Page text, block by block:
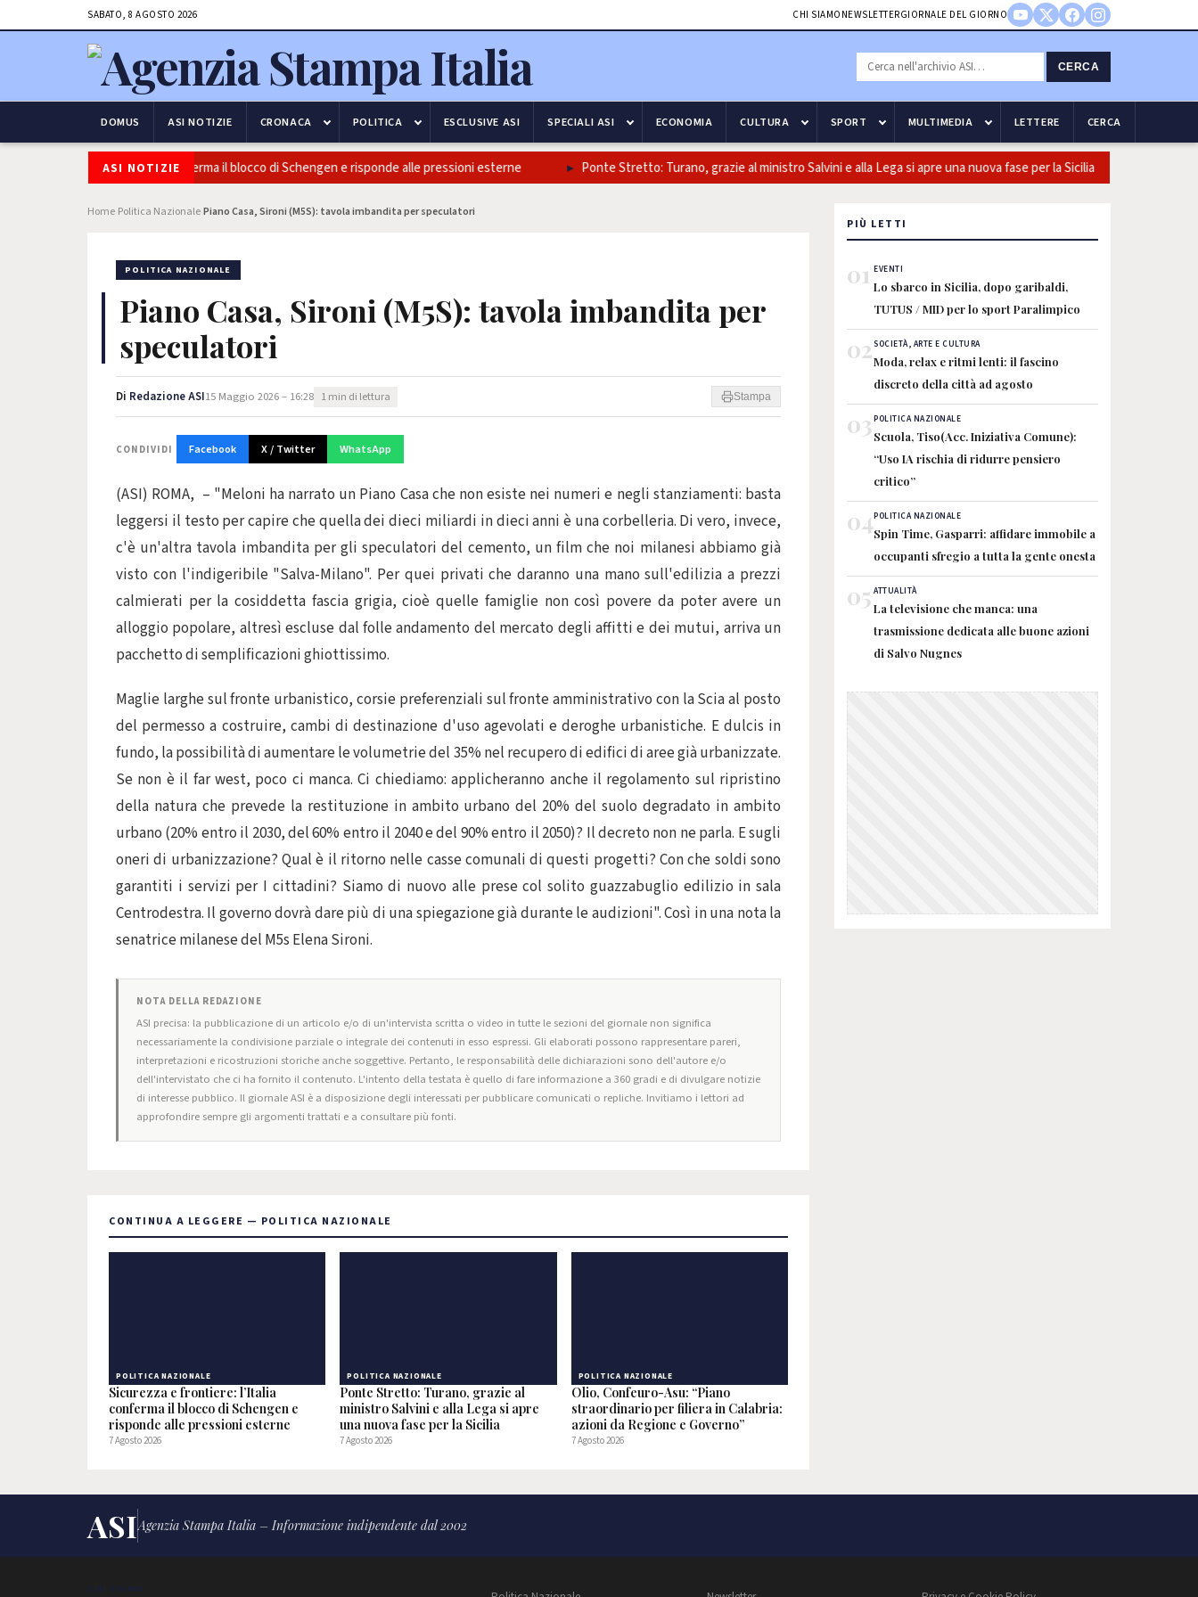
SABATO, 8 AGOSTO 2026 CHI SIAMO NEWSLETTERGIORNALE DEL GIORNO
CERCA
DOMUS ASI NOTIZIE CRONACA POLITICA ESCLUSIVE ASI SPECIALI ASI ECONOMIA CULTURA SPORT MULTIMEDIA LETTERE CERCA
ASI NOTIZIE
e frontiere: l’Italia conferma il blocco di Schengen e risponde alle pressioni esterne Ponte Stretto: Turano, grazie al ministro Salvini e alla Lega si apre una nuova fase per la Sicilia
Home Politica NazionalePiano Casa, Sironi (M5S): tavola imbandita per speculatori
POLITICA NAZIONALE
Piano Casa, Sironi (M5S): tavola imbandita per
speculatori
Di Redazione ASI15 Maggio 2026 – 16:28 1 min di lettura Stampa
CONDIVIDI Facebook X / Twitter WhatsApp
(ASI) ROMA, – "Meloni ha narrato un Piano Casa che non esiste nei numeri e negli stanziamenti: basta
leggersi il testo per capire che quella dei dieci miliardi in dieci anni è una corbelleria. Di vero, invece,
c'è un'altra tavola imbandita per gli speculatori del cemento, un film che noi milanesi abbiamo già
visto con l'indigeribile "Salva-Milano". Per quei privati che daranno una mano sull'edilizia a prezzi
calmierati per la cosiddetta fascia grigia, cioè quelle famiglie non così povere da poter avere un
alloggio popolare, altresì escluse dal folle andamento del mercato degli affitti e dei mutui, arriva un
pacchetto di semplificazioni ghiottissimo.
Maglie larghe sul fronte urbanistico, corsie preferenziali sul fronte amministrativo con la Scia al posto
del permesso a costruire, cambi di destinazione d'uso agevolati e deroghe urbanistiche. E dulcis in
fundo, la possibilità di aumentare le volumetrie del 35% nel recupero di edifici di aree già urbanizzate.
Se non è il far west, poco ci manca. Ci chiediamo: applicheranno anche il regolamento sul ripristino
della natura che prevede la restituzione in ambito urbano del 20% del suolo degradato in ambito
urbano (20% entro il 2030, del 60% entro il 2040 e del 90% entro il 2050)? Il decreto non ne parla. E sugli
oneri di urbanizzazione? Qual è il ritorno nelle casse comunali di questi progetti? Con che soldi sono
garantiti i servizi per I cittadini? Siamo di nuovo alle prese col solito guazzabuglio edilizio in sala
Centrodestra. Il governo dovrà dare più di una spiegazione già durante le audizioni". Così in una nota la
senatrice milanese del M5s Elena Sironi.
NOTA DELLA REDAZIONE
ASI precisa: la pubblicazione di un articolo e/o di un'intervista scritta o video in tutte le sezioni del giornale non significa
necessariamente la condivisione parziale o integrale dei contenuti in esso espressi. Gli elaborati possono rappresentare pareri,
interpretazioni e ricostruzioni storiche anche soggettive. Pertanto, le responsabilità delle dichiarazioni sono dell'autore e/o
dell'intervistato che ci ha fornito il contenuto. L'intento della testata è quello di fare informazione a 360 gradi e di divulgare notizie
di interesse pubblico. Il giornale ASI è a disposizione degli interessati per pubblicare comunicati o repliche. Invitiamo i lettori ad
approfondire sempre gli argomenti trattati e a consultare più fonti.
CONTINUA A LEGGERE — POLITICA NAZIONALE
POLITICA NAZIONALE
Sicurezza e frontiere: l’Italia
conferma il blocco di Schengen e
risponde alle pressioni esterne
7 Agosto 2026
POLITICA NAZIONALE
Ponte Stretto: Turano, grazie al
ministro Salvini e alla Lega si apre
una nuova fase per la Sicilia
7 Agosto 2026
POLITICA NAZIONALE
Olio, Confeuro-Asu: “Piano
straordinario per filiera in Calabria:
azioni da Regione e Governo”
7 Agosto 2026
PIÙ LETTI
01 EVENTI
Lo sbarco in Sicilia, dopo garibaldi,
TUTUS / MID per lo sport Paralimpico
02SOCIETÀ, ARTE E CULTURA
Moda, relax e ritmi lenti: il fascino
discreto della città ad agosto
03POLITICA NAZIONALE
Scuola, Tiso(Acc. Iniziativa Comune):
“Uso IA rischia di ridurre pensiero
critico”
04POLITICA NAZIONALE
Spin Time, Gasparri: affidare immobile a
occupanti sfregio a tutta la gente onesta
05 ATTUALITÀ
La televisione che manca: una
trasmissione dedicata alle buone azioni
di Salvo Nugnes
ASIAgenzia Stampa Italia – Informazione indipendente dal 2002
CHI SIAMO